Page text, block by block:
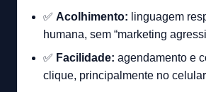
✅ Acolhimento: linguagem
humana, sem “marketing
✅ Facilidade: agendamento e
clique, principalmente no